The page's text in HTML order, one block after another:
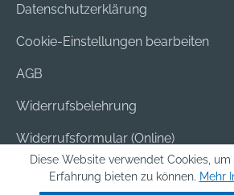
Datenschutzerklärung
Cookie-Einstellungen bearbeiten
AGB
Widerrufsbelehrung
Widerrufsformular (Online)
Versand & Bezahlung
Diese Website verwendet Cookies,
Erfahrung bieten zu können. Mehr